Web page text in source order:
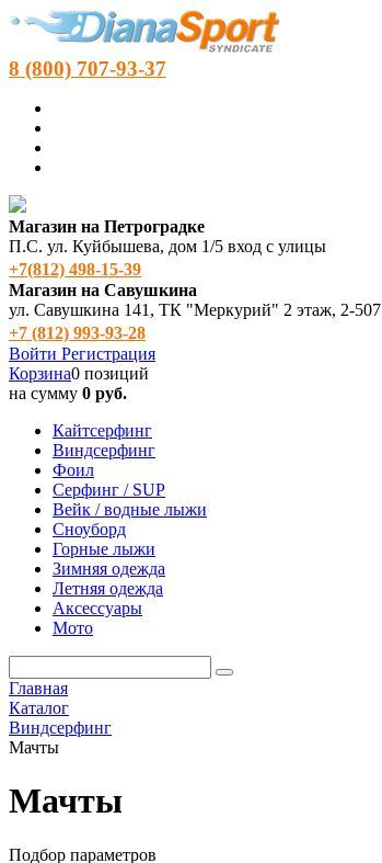
8 (800) 707-93-37
Магазин на Петроградке
П.С. ул. Куйбышева, дом 1/5 вход с улицы
+7(812) 498‑15-39
Магазин на Савушкина
ул. Савушкина 141, ТК "Меркурий" 2 этаж, 2-507
+7 (812) 993-93-28
Войти Регистрация
Корзина0 позиций
на сумму 0 руб.
Кайтсерфинг
Виндсерфинг
Фоил
Серфинг / SUP
Вейк / водные лыжи
Сноуборд
Горные лыжи
Зимняя одежда
Летняя одежда
Аксессуары
Мото
Главная
Каталог
Виндсерфинг
Мачты
Мачты
Подбор параметров